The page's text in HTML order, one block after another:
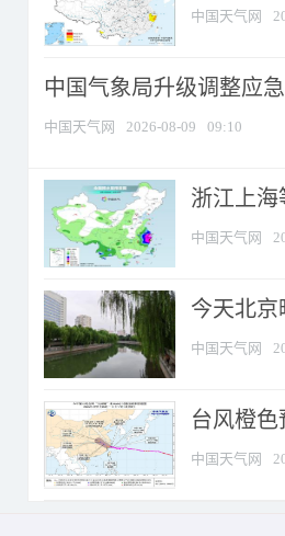
中国天气网
中国气象局升级调整应
中国天气网 2026-08-09 09:10
浙江上海
中国天气网
今天北
中国天气网
台风橙色
中国天气网